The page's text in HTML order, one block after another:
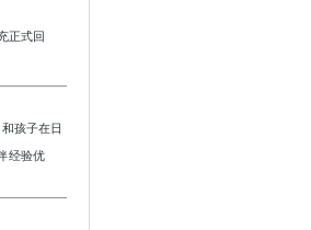
正式回
孩子在日
经验优